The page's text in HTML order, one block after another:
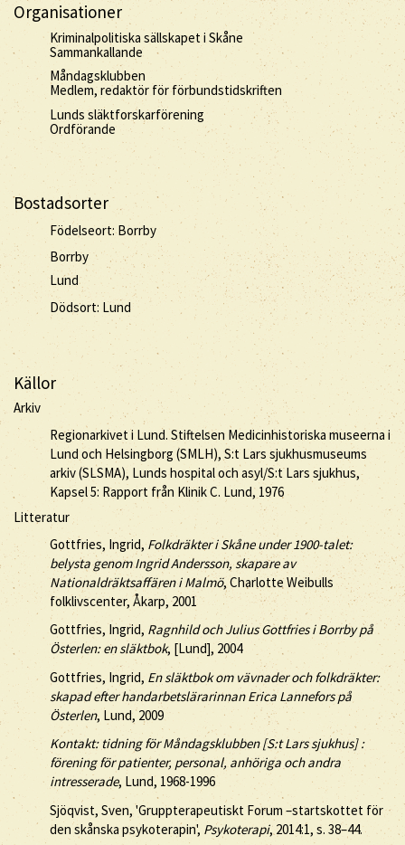
Organisationer
Kriminalpolitiska sällskapet i Skåne
Sammankallande
Måndagsklubben
Medlem, redaktör för förbundstidskriften
Lunds släktforskarförening
Ordförande
Bostadsorter
Födelseort: Borrby
Borrby
Lund
Dödsort: Lund
Källor
Arkiv
Regionarkivet i Lund. Stiftelsen Medicinhistoriska museerna i
Lund och Helsingborg (SMLH), S:t Lars sjukhusmuseums
arkiv (SLSMA), Lunds hospital och asyl/S:t Lars sjukhus,
Kapsel 5: Rapport från Klinik C. Lund, 1976
Litteratur
Gottfries, Ingrid,Folkdräkter i Skåne under 1900-talet:
belysta genom Ingrid Andersson, skapare av
Nationaldräktsaffären i Malmö, Charlotte Weibulls
folklivscenter, Åkarp, 2001
Gottfries, Ingrid, Ragnhild och Julius Gottfries i Borrby på
Österlen: en släktbok, [Lund], 2004
Gottfries, Ingrid, En släktbok om vävnader och folkdräkter:
skapad efter handarbetslärarinnan Erica Lannefors på
Österlen, Lund, 2009
Kontakt: tidning för Måndagsklubben [S:t Lars sjukhus] :
förening för patienter, personal, anhöriga och andra
intresserade, Lund, 1968-1996
Sjöqvist, Sven, 'Gruppterapeutiskt Forum –startskottet för
den skånska psykoterapin', Psykoterapi, 2014:1, s. 38–44.